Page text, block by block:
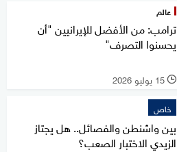
عالم
ترامب: من الأفضل للإيرانيين "أن
يحسنوا التصرف"
l 15 يوليو 2026
خاص
بين واشنطن والفصائل.. هل يجتاز
الزيدي الاختبار الصعب؟